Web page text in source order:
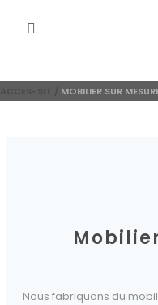
MOBILIER SUR
Nous fabriquons du